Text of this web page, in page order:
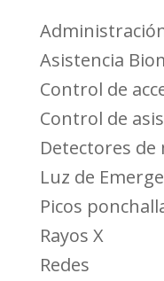
Asistencia
Control de
Control de
Detectores de
Luz de
Picos
Rayos X
Redes